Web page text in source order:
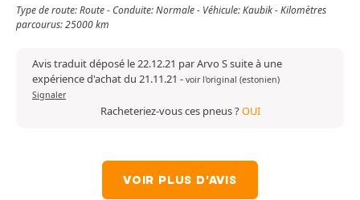
Type de route: Route - Conduite: Normale - Véhicule: Kaubik - Kilomètres
parcourus: 25000 km
Avis traduit déposé le 22.12.21 par Arvo S suite à une
expérience d'achat du 21.11.21 - voir l'original (estonien)
Signaler
Racheteriez-vous ces pneus ?OUI
VOIR PLUS D'AVIS